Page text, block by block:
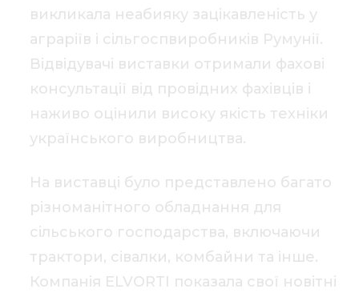
викликала неабияку зацікавленість у
аграріїв і сільгоспвиробників Румунії.
Відвідувачі виставки отримали фахові
консультації від провідних фахівців і
наживо оцінили високу якість техніки
українського виробництва.
На виставці було представлено багато
різноманітного обладнання для
сільського господарства, включаючи
трактори, сівалки, комбайни та інше.
Компанія ELVORTI показала свої новітні